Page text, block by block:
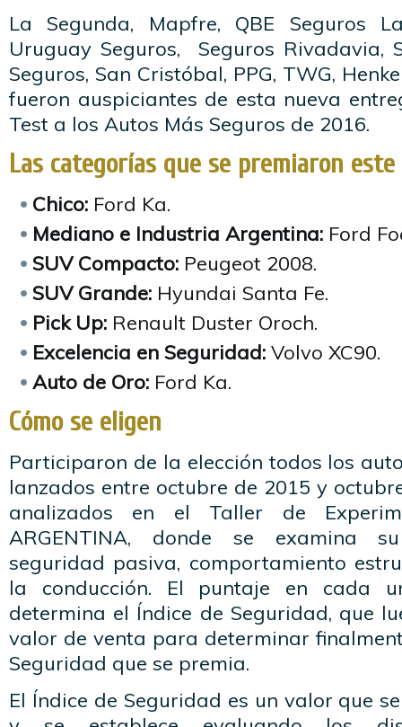
La Segunda, Mapfre, QBE Seguros
Uruguay Seguros, Seguros Rivadavia,
Seguros, San Cristóbal, PPG, TWG,
fueron auspiciantes de esta nueva
Test a los Autos Más Seguros de 2016.
Las categorías que se premiaron este
Chico: Ford Ka.
Mediano e Industria Argentina: Ford
SUV Compacto: Peugeot 2008.
SUV Grande: Hyundai Santa Fe.
Pick Up: Renault Duster Oroch.
Excelencia en Seguridad: Volvo XC90.
Auto de Oro: Ford Ka.
Cómo se eligen
Participaron de la elección todos los
lanzados entre octubre de 2015 y
analizados en el Taller de
ARGENTINA, donde se examina
seguridad pasiva, comportamiento
la conducción. El puntaje en cada
determina el Índice de Seguridad, que
valor de venta para determinar
Seguridad que se premia.
El Índice de Seguridad es un valor que